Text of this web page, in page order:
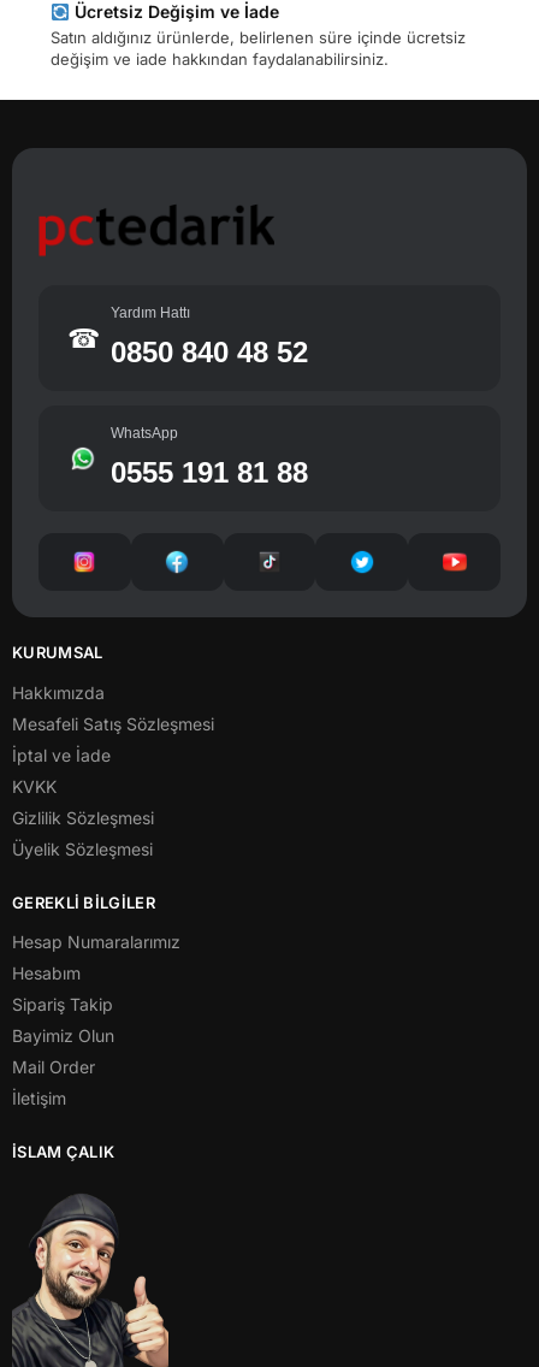
Ücretsiz Değişim ve İade
Satın aldığınız ürünlerde, belirlenen süre içinde ücretsiz
değişim ve iade hakkından faydalanabilirsiniz.
☎
Yardım Hattı
0850 840 48 52
WhatsApp
0555 191 81 88
KURUMSAL
Hakkımızda
Mesafeli Satış Sözleşmesi
İptal ve İade
KVKK
Gizlilik Sözleşmesi
Üyelik Sözleşmesi
GEREKLİ BİLGİLER
Hesap Numaralarımız
Hesabım
Sipariş Takip
Bayimiz Olun
Mail Order
İletişim
İSLAM ÇALIK